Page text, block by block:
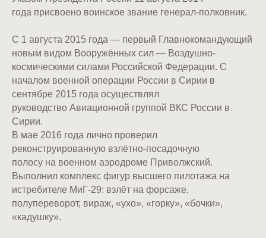
года присвоено воинское звание генерал-полковник.
С 1 августа 2015 года — первый Главнокомандующий
новым видом Вооружённых сил — Воздушно-
космическими силами Российской Федерации. С
началом военной операции России в Сирии в
сентябре 2015 года осуществлял
руководство Авиационной группой ВКС России в
Сирии.
В мае 2016 года лично проверил
реконструированную взлётно-посадочную
полосу на военном аэродроме Приволжский.
Выполнил комплекс фигур высшего пилотажа на
истребителе МиГ-29: взлёт на форсаже,
полупереворот, вираж, «ухо», «горку», «бочки»,
«кадушку».